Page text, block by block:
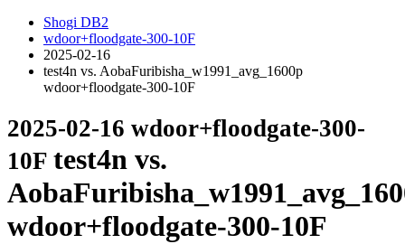
Shogi DB2
wdoor+floodgate-300-10F
2025-02-16
test4n vs. AobaFuribisha_w1991_avg_1600p
wdoor+floodgate-300-10F
2025-02-16 wdoor+floodgate-300-
10F test4n vs.
wdoor+floodgate-300-10F